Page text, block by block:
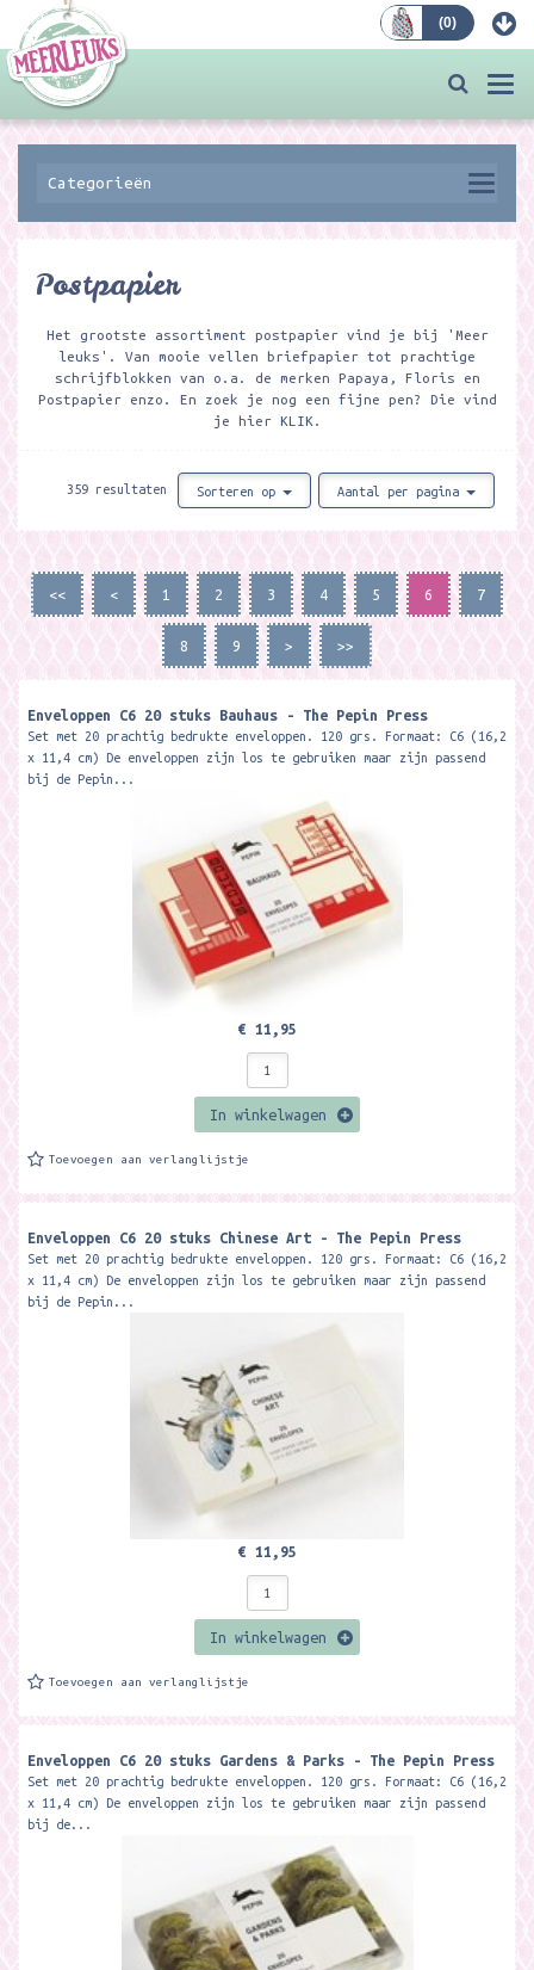
(0)
Categorieën
Postpapier
Het grootste assortiment postpapier vind je bij 'Meer
leuks'. Van mooie vellen briefpapier tot prachtige
schrijfblokken van o.a. de merken Papaya, Floris en
Postpapier enzo. En zoek je nog een fijne pen? Die vind
je hier KLIK .
359 resultaten Sorteren op Aantal per pagina
<< < 1 2 3 4 5 6 7
8 9 > >>
Enveloppen C6 20 stuks Bauhaus - The Pepin Press
Set met 20 prachtig bedrukte enveloppen. 120 grs. Formaat: C6 (16,2
x 11,4 cm) De enveloppen zijn los te gebruiken maar zijn passend
bij de Pepin...
€ 11,95
In winkelwagen
Toevoegen aan verlanglijstje
Enveloppen C6 20 stuks Chinese Art - The Pepin Press
Set met 20 prachtig bedrukte enveloppen. 120 grs. Formaat: C6 (16,2
x 11,4 cm) De enveloppen zijn los te gebruiken maar zijn passend
bij de Pepin...
€ 11,95
In winkelwagen
Toevoegen aan verlanglijstje
Enveloppen C6 20 stuks Gardens & Parks - The Pepin Press
Set met 20 prachtig bedrukte enveloppen. 120 grs. Formaat: C6 (16,2
x 11,4 cm) De enveloppen zijn los te gebruiken maar zijn passend
bij de...